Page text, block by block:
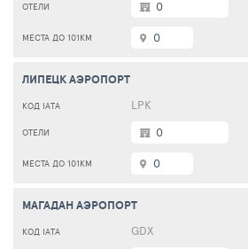
0
0
ЛИПЕЦК АЭРОПОРТ
LPK
0
0
МАГАДАН АЭРОПОРТ
GDX